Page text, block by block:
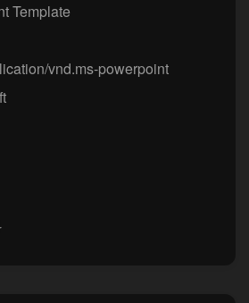
Template
vnd.ms-powerpoint